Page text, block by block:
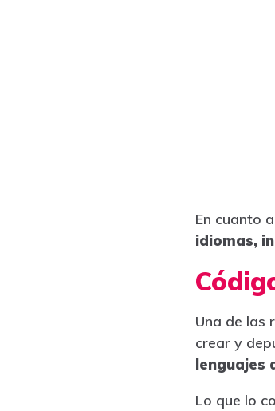
En cuanto
idiomas,
Una de las
crear y
lenguajes
Lo que lo